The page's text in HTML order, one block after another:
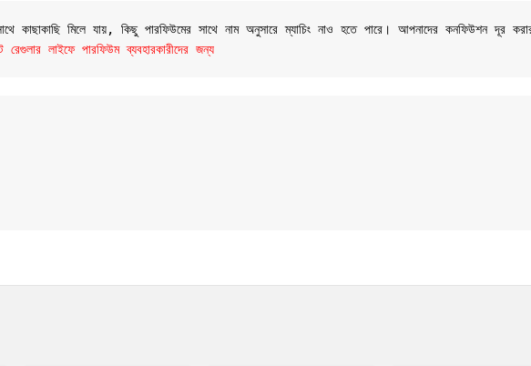
কাছাকাছি মিলে যায়, কিছু পারফিউমের সাথে নাম অনুসারে ম্যাচিং নাও হতে পারে। আপনাদের কনফিউশন দূর
লাইফে পারফিউম ব্যবহারকারীদের জন্য